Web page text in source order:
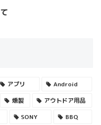
アプリ
Android
燻製
アウトドア用品
SONY
BBQ